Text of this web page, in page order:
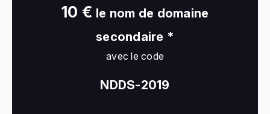
10 € le nom de domaine
secondaire *
avec le code
NDDS-2019